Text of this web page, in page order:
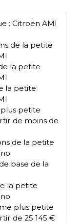
: Citroën AMI
de la petite
la petite
la petite
plus petite
de moins de
de la petite
base de la
la petite
plus petite
de 25 145 €